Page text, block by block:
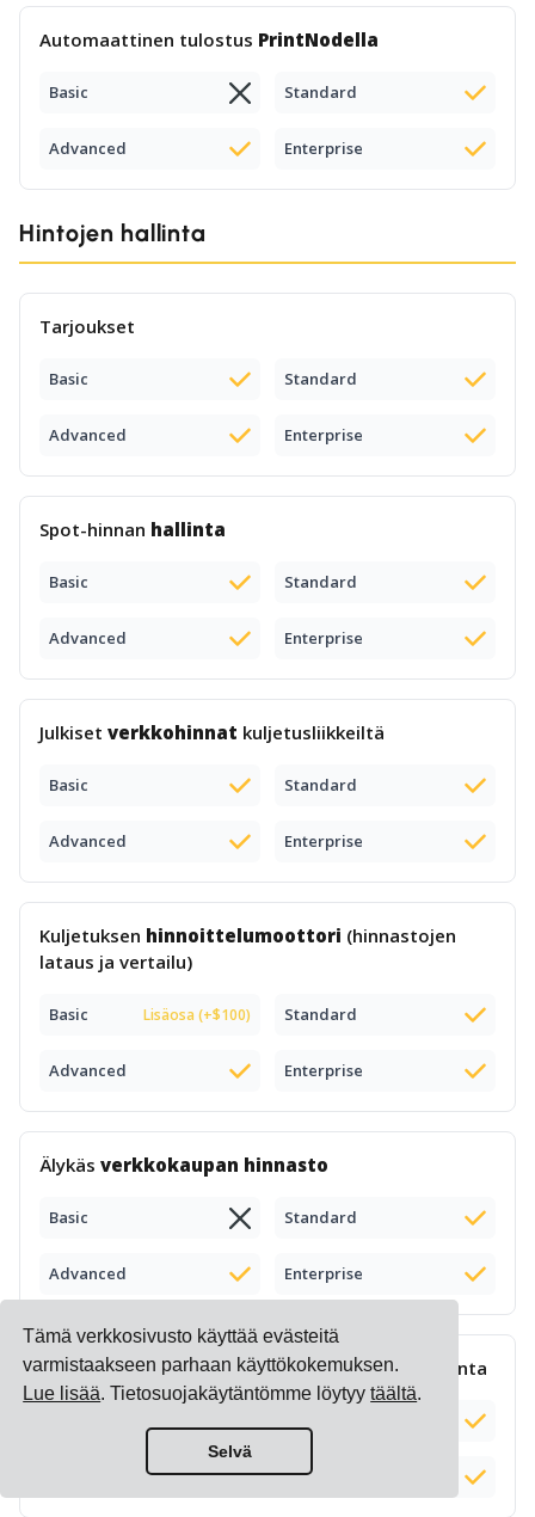
Tämä verkkosivusto käyttää evästeitä
varmistaakseen parhaan käyttökokemuksen.
Lue lisää. Tietosuojakäytäntömme löytyytäältä.
Selvä
Automaattinen tulostus PrintNodella
Basic Standard
Advanced Enterprise
Hintojen hallinta
Tarjoukset
Basic Standard
Advanced Enterprise
Spot-hinnan hallinta
Basic Standard
Advanced Enterprise
Julkiset verkkohinnat kuljetusliikkeiltä
Basic Standard
Advanced Enterprise
Kuljetuksen hinnoittelumoottori (hinnastojen
lataus ja vertailu)
Basic Lisäosa (+$100) Standard
Advanced Enterprise
Älykäs verkkokaupan hinnasto
Basic Standard
Advanced Enterprise
Monimutkainenlisämaksujen laskentaja hallinta
Enterprise